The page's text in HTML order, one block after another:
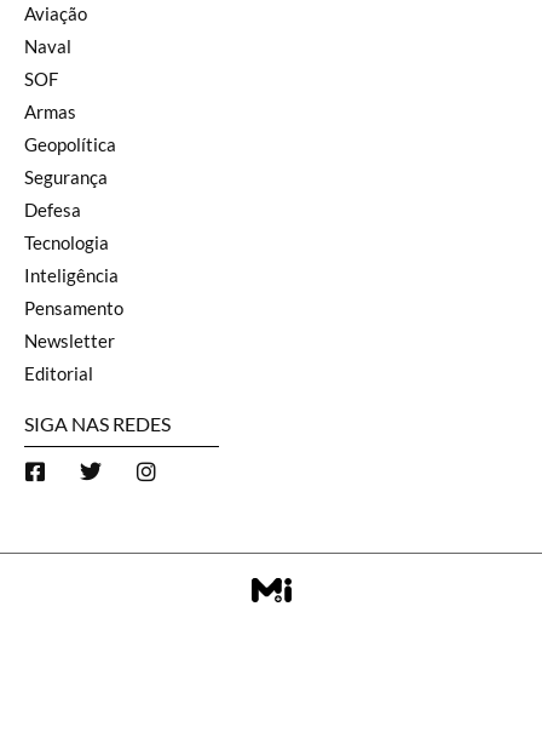
Aviação
Naval
SOF
Armas
Geopolítica
Segurança
Defesa
Tecnologia
Inteligência
Pensamento
Newsletter
Editorial
SIGA NAS REDES